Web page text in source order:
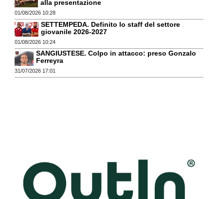
alla presentazione
01/08/2026 10:28
SETTEMPEDA. Definito lo staff del settore
giovanile 2026-2027
01/08/2026 10:24
SANGIUSTESE. Colpo in attacco: preso Gonzalo
Ferreyra
31/07/2026 17:01